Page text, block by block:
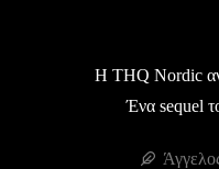
Η THQ Nordic
Ένα sequel